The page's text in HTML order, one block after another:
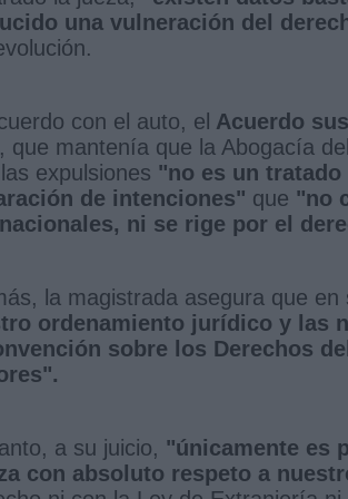
una vulneración del
con el auto, el Acuerdo
, que mantenía que la Abogacía
expulsiones "no es un
de intenciones" que "no
ni se rige por el
la magistrada asegura que
ordenamiento jurídico y las
sobre los Derechos
a su juicio, "únicamente es
con absoluto respeto a